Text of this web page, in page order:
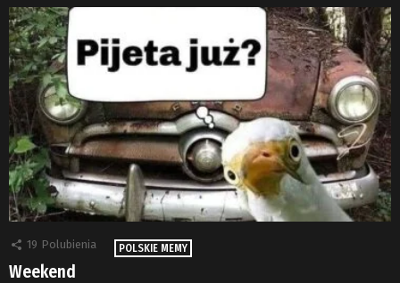
19 Polubienia POLSKIE MEMY
Weekend